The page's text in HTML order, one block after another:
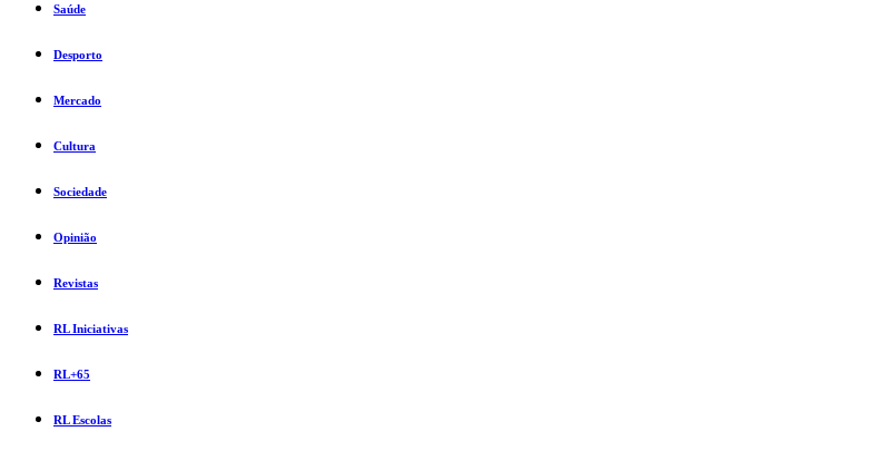
Saúde
Desporto
Mercado
Cultura
Sociedade
Opinião
Revistas
RL Iniciativas
RL+65
RL Escolas